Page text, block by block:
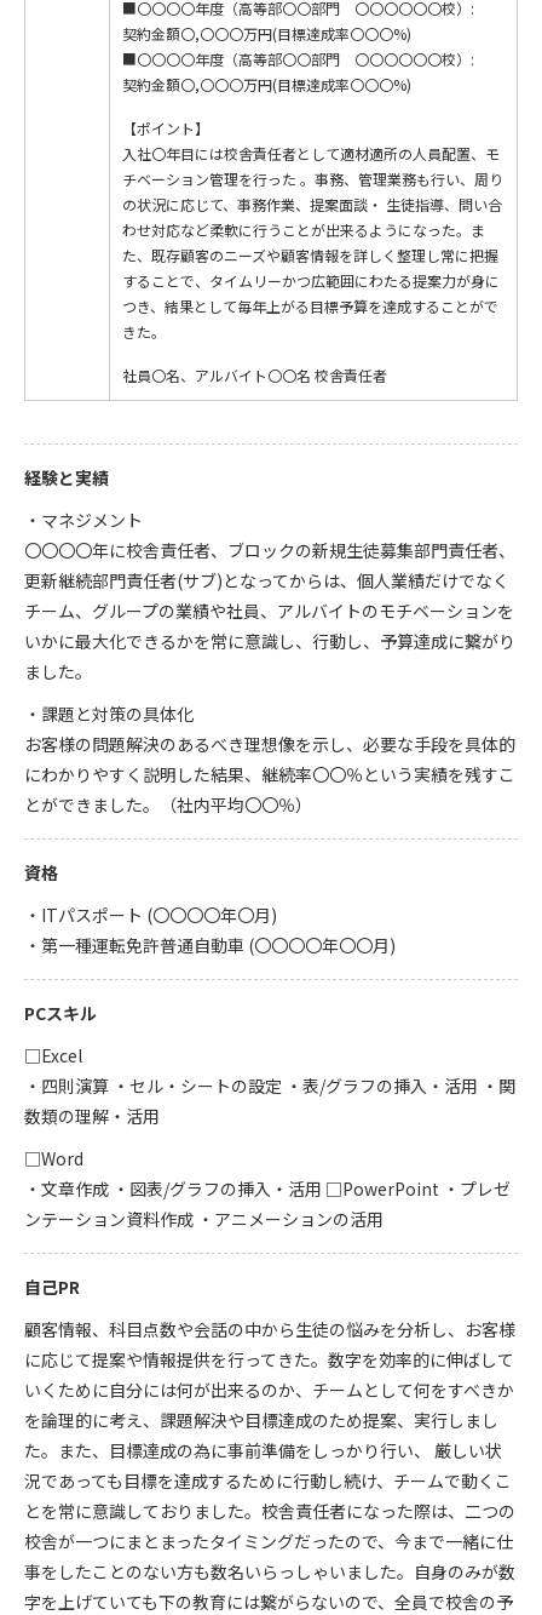
■〇〇〇〇年度（高等部〇〇部門 〇〇〇〇〇〇校）:
契約金額〇,〇〇〇万円(目標達成率〇〇〇%)
■〇〇〇〇年度（高等部〇〇部門 〇〇〇〇〇〇校）:
契約金額〇,〇〇〇万円(目標達成率〇〇〇%)
【ポイント】
入社〇年目には校舎責任者として適材適所の人員配置、モ
チベーション管理を行った 。事務、管理業務も行い、周り
の状況に応じて、事務作業、提案面談・ 生徒指導、問い合
わせ対応など柔軟に行うことが出来るようになった。ま
た、既存顧客のニーズや顧客情報を詳しく整理し常に把握
することで、タイムリーかつ広範囲にわたる提案力が身に
つき、結果として毎年上がる目標予算を達成することがで
きた。
社員〇名、アルバイト〇〇名 校舎責任者
経験と実績
・マネジメント
〇〇〇〇年に校舎責任者、ブロックの新規生徒募集部門責任者、
更新継続部門責任者(サブ)となってからは、個人業績だけでなく
チーム、グループの業績や社員、アルバイトのモチベーションを
いかに最大化できるかを常に意識し、行動し、予算達成に繋がり
ました。
・課題と対策の具体化
お客様の問題解決のあるべき理想像を示し、必要な手段を具体的
にわかりやすく説明した結果、継続率〇〇％という実績を残すこ
とができました。（社内平均〇〇％）
資格
・ITパスポート (〇〇〇〇年〇月)
・第一種運転免許普通自動車 (〇〇〇〇年〇〇月)
PCスキル
□Excel
・四則演算 ・セル・シートの設定 ・表/グラフの挿入・活用 ・関
数類の理解・活用
□Word
・文章作成 ・図表/グラフの挿入・活用 □PowerPoint ・プレゼ
ンテーション資料作成 ・アニメーションの活用
自己PR
顧客情報、科目点数や会話の中から生徒の悩みを分析し、お客様
に応じて提案や情報提供を行ってきた。数字を効率的に伸ばして
いくために自分には何が出来るのか、チームとして何をすべきか
を論理的に考え、課題解決や目標達成のため提案、実行しまし
た。また、目標達成の為に事前準備をしっかり行い、 厳しい状
況であっても目標を達成するために行動し続け、チームで動くこ
とを常に意識しておりました。校舎責任者になった際は、二つの
校舎が一つにまとまったタイミングだったので、今まで一緒に仕
事をしたことのない方も数名いらっしゃいました。自身のみが数
字を上げていても下の教育には繋がらないので、全員で校舎の予